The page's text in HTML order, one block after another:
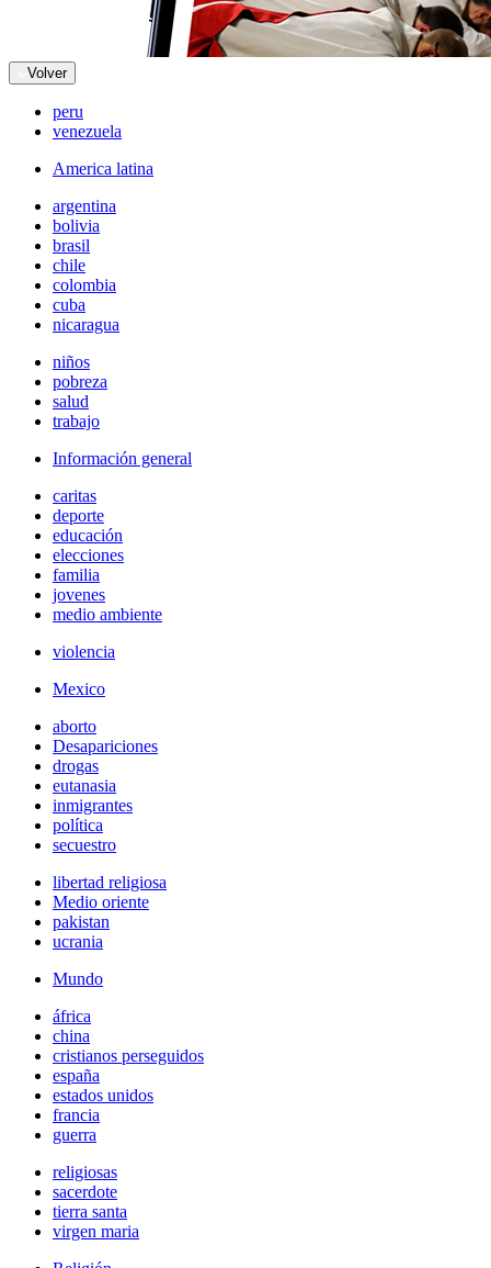
Volver
peru
venezuela
America latina
argentina
bolivia
brasil
chile
colombia
cuba
nicaragua
niños
pobreza
salud
trabajo
Información general
caritas
deporte
educación
elecciones
familia
jovenes
medio ambiente
violencia
Mexico
aborto
Desapariciones
drogas
eutanasia
inmigrantes
política
secuestro
libertad religiosa
Medio oriente
pakistan
ucrania
Mundo
áfrica
china
cristianos perseguidos
españa
estados unidos
francia
guerra
religiosas
sacerdote
tierra santa
virgen maria